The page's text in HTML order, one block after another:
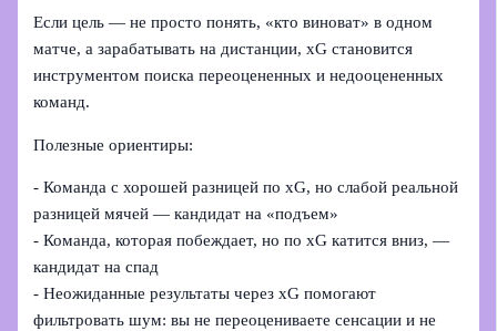
Если цель — не просто понять, «кто виноват» в одном
матче, а зарабатывать на дистанции, xG становится
инструментом поиска переоцененных и недооцененных
команд.
Полезные ориентиры:
- Команда с хорошей разницей по xG, но слабой реальной
разницей мячей — кандидат на «подъем»
- Команда, которая побеждает, но по xG катится вниз, —
кандидат на спад
- Неожиданные результаты через xG помогают
фильтровать шум: вы не переоцениваете сенсации и не